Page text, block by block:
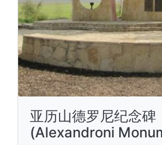
亚历山德罗尼纪念碑
(Alexandroni